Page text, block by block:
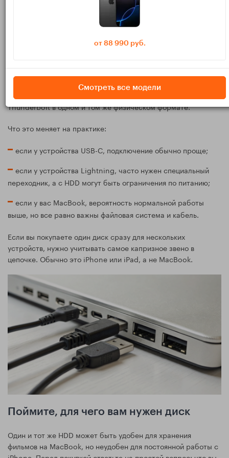
одинаковы. Сначала нужно понять, какой у вас порт и как
именно вы хотите использовать внешний диск.
Проверьте разъем на своем устройстве
Lightning. У iPad в зависимости от модели тоже может быть
USB-C или Lightning. У MacBook почти всегда это USB-C или
Thunderbolt в одном и том же физическом формате.
Что это меняет на практике:
если у устройства USB-C, подключение обычно проще;
если у устройства Lightning, часто нужен специальный
переходник, а с HDD могут быть ограничения по питанию;
если у вас MacBook, вероятность нормальной работы
выше, но все равно важны файловая система и кабель.
Если вы покупаете один диск сразу для нескольких
устройств, нужно учитывать самое капризное звено в
цепочке. Обычно это iPhone или iPad, а не MacBook.
Поймите, для чего вам нужен диск
Один и тот же HDD может быть удобен для хранения
фильмов на MacBook, но неудобен для постоянной работы с
от 88 990 руб.
Смотреть все модели